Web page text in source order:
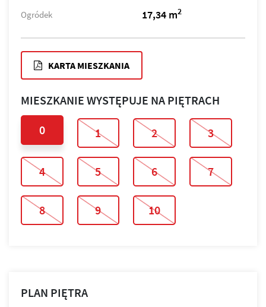
Ogródek 17,34 m2
KARTA MIESZKANIA
MIESZKANIE WYSTĘPUJE NA PIĘTRACH
0
1 2 3
4 5 6 7
8 9 10
PLAN PIĘTRA